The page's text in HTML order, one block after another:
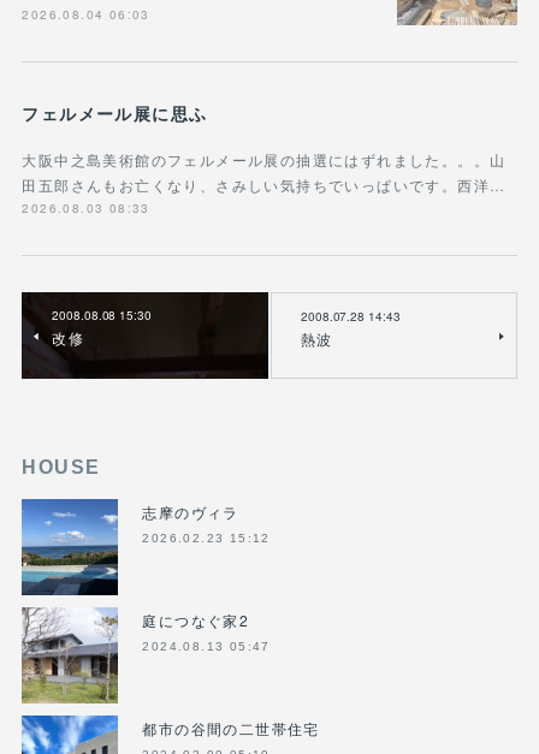
2026.08.04 06:03
フェルメール展に思ふ
大阪中之島美術館のフェルメール展の抽選にはずれました。。。山
田五郎さんもお亡くなり、さみしい気持ちでいっぱいです。西洋…
2026.08.03 08:33
2008.08.08 15:30
改修
2008.07.28 14:43
熱波
HOUSE
志摩のヴィラ
2026.02.23 15:12
庭につなぐ家2
2024.08.13 05:47
都市の谷間の二世帯住宅